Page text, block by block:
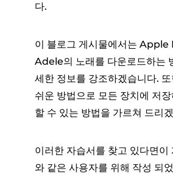
다.
이 블로그 게시물에서는 Apple
Adele의 노래를 다운로드하는
세한 정보를 강조하겠습니다.
쉬운 방법으로 모든 장치에 저
할 수 있는 방법을 가르쳐 드리
이러한 자습서를 찾고 있다면이
와 같은 사용자를 위해 작성 되